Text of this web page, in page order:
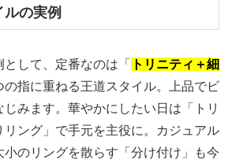
の実例
して、定番なのは「
トリニティ＋細
の指に重ねる王道スタイル。上品でビ
みます。華やかにしたい日は「トリ
リング」で手元を主役に。カジュアル
小のリングを散らす「分け付け」も今